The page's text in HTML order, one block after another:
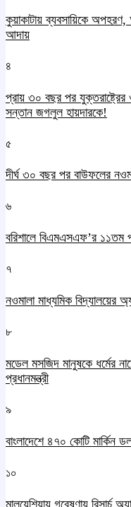
কুয়াকাটায় ব্যবসায়িকে
আদায়
৪
প্রায় ৩০ বছর পর যুক্তরাষ্ট্রের
সন্তান জগলুল হায়দারকে!
৫
দীর্ঘ ৩০ বছর পর বাউফলের
৬
বরিশালে বিএমএসএফ’র ১১তম
৭
নওমালা মাধ্যমিক বিদ্যালয়ের
৮
মডেল মসজিদ মানুষকে ধর্মের
প্রধানমন্ত্রী
৯
বাংলাদেশে ৪৭০ কোটি
১০
মালয়েশিয়ায় গবেষণায় রিসার্চ